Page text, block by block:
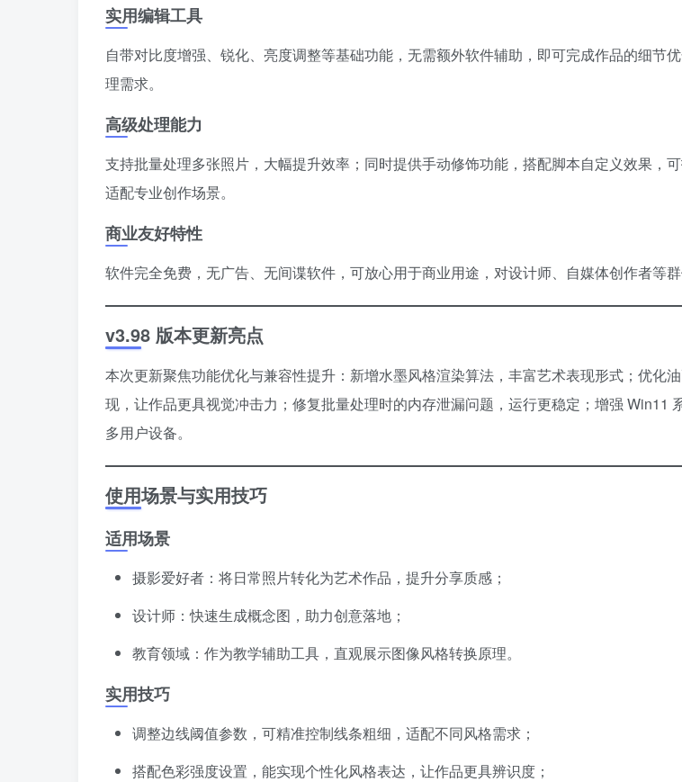
实用编辑工具
自带对比度增强、锐化、亮度调整等基础功能，无需额外软件辅助，即可完成作品的细节
理需求。
高级处理能力
支持批量处理多张照片，大幅提升效率；同时提供手动修饰功能，搭配脚本自定义效果，
适配专业创作场景。
商业友好特性
软件完全免费，无广告、无间谍软件，可放心用于商业用途，对设计师、自媒体创作者等群
v3.98 版本更新亮点
本次更新聚焦功能优化与兼容性提升：新增水墨风格渲染算法，丰富艺术表现形式；优化
现，让作品更具视觉冲击力；修复批量处理时的内存泄漏问题，运行更稳定；增强 Win11
多用户设备。
使用场景与实用技巧
适用场景
摄影爱好者：将日常照片转化为艺术作品，提升分享质感；
设计师：快速生成概念图，助力创意落地；
教育领域：作为教学辅助工具，直观展示图像风格转换原理。
实用技巧
调整边线阈值参数，可精准控制线条粗细，适配不同风格需求；
搭配色彩强度设置，能实现个性化风格表达，让作品更具辨识度；